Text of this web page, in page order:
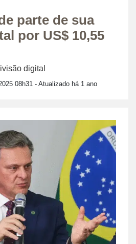
parte de sua
por US$ 10,55
digital
08h31 - Atualizado há 1 ano